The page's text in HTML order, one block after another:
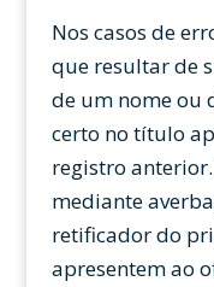
Nos casos de
que resultar de
de um nome ou
certo no título
registro
mediante
retificador do
apresentem ao